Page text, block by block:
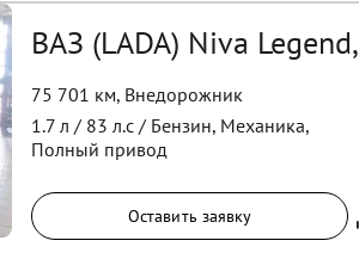
ВАЗ (LADA) Niva Legend,
75 701 км, Внедорожник
1.7л / 83 л.с / Бензин, Механика,
Полный привод
Оставить заявку